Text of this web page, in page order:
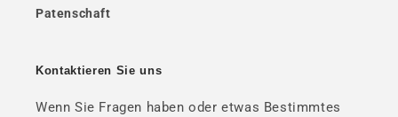
Patenschaft
Kontaktieren Sie uns
Wenn Sie Fragen haben oder etwas Bestimmtes